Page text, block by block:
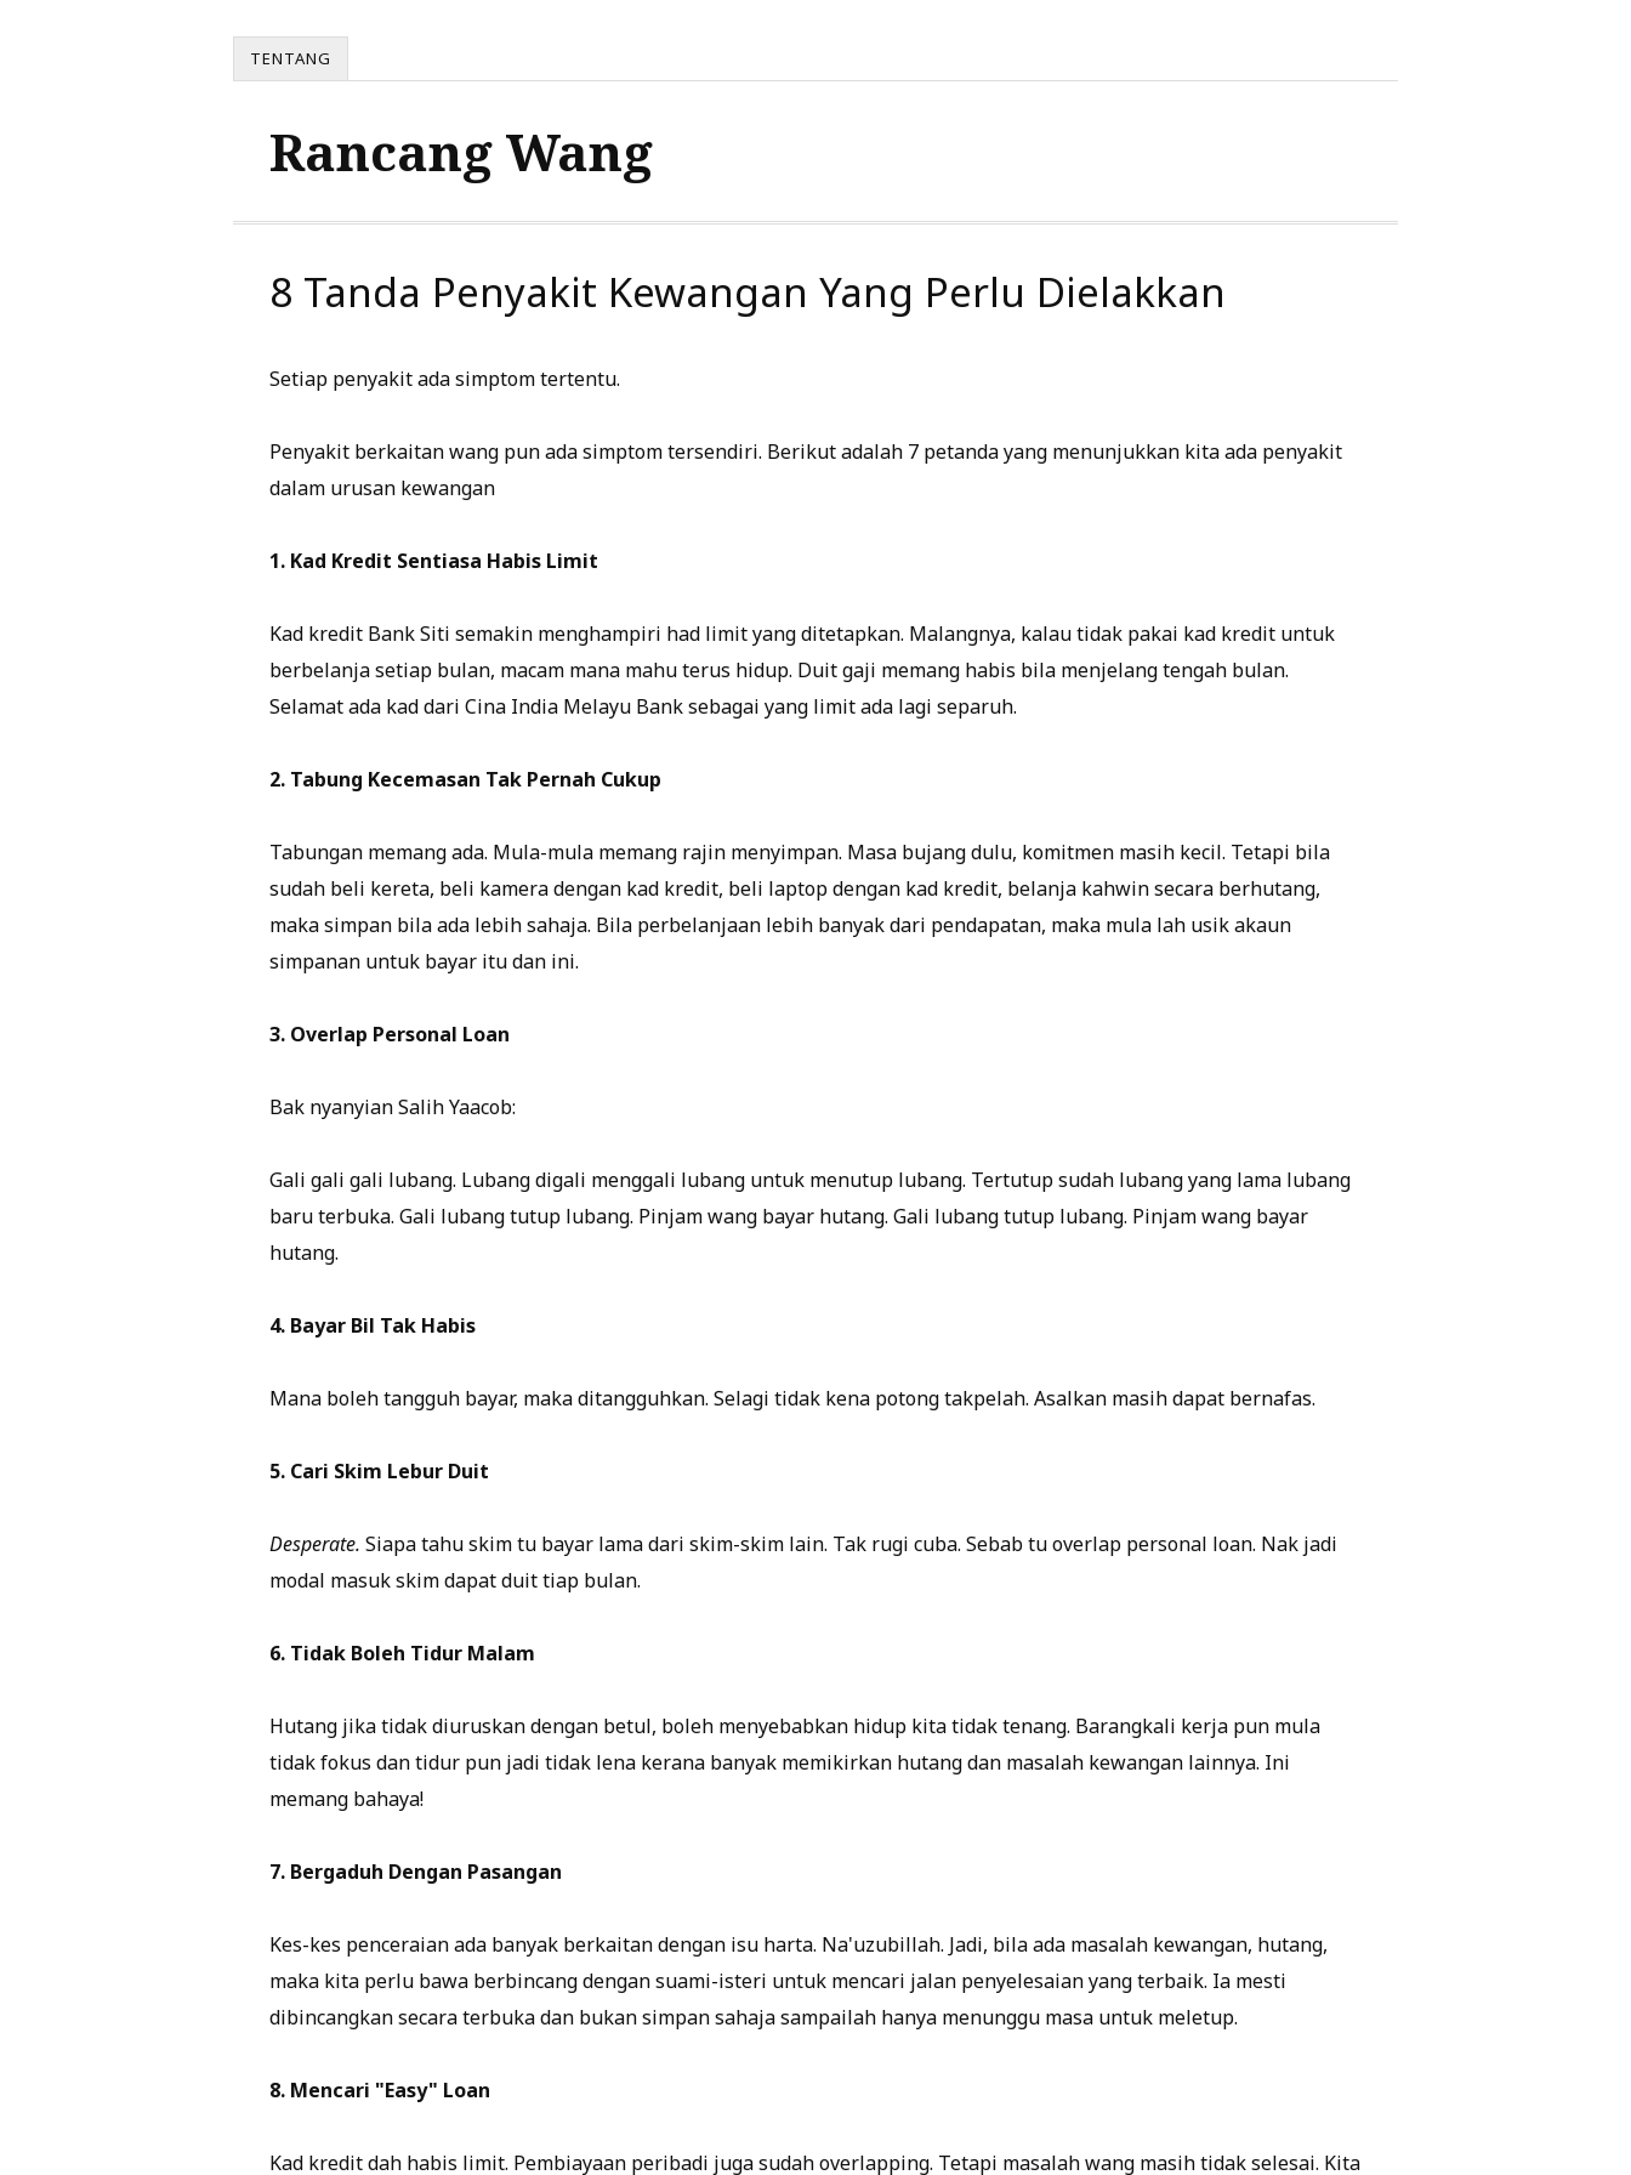
TENTANG
Rancang Wang
8 Tanda Penyakit Kewangan Yang Perlu Dielakkan
Setiap penyakit ada simptom tertentu.
Penyakit berkaitan wang pun ada simptom tersendiri. Berikut adalah 7 petanda yang menunjukkan kita ada penyakit
dalam urusan kewangan
1. Kad Kredit Sentiasa Habis Limit
Kad kredit Bank Siti semakin menghampiri had limit yang ditetapkan. Malangnya, kalau tidak pakai kad kredit untuk
berbelanja setiap bulan, macam mana mahu terus hidup. Duit gaji memang habis bila menjelang tengah bulan.
Selamat ada kad dari Cina India Melayu Bank sebagai yang limit ada lagi separuh.
2. Tabung Kecemasan Tak Pernah Cukup
Tabungan memang ada. Mula-mula memang rajin menyimpan. Masa bujang dulu, komitmen masih kecil. Tetapi bila
sudah beli kereta, beli kamera dengan kad kredit, beli laptop dengan kad kredit, belanja kahwin secara berhutang,
maka simpan bila ada lebih sahaja. Bila perbelanjaan lebih banyak dari pendapatan, maka mula lah usik akaun
simpanan untuk bayar itu dan ini.
3. Overlap Personal Loan
Bak nyanyian Salih Yaacob:
Gali gali gali lubang. Lubang digali menggali lubang untuk menutup lubang. Tertutup sudah lubang yang lama lubang
baru terbuka. Gali lubang tutup lubang. Pinjam wang bayar hutang. Gali lubang tutup lubang. Pinjam wang bayar
hutang.
4. Bayar Bil Tak Habis
Mana boleh tangguh bayar, maka ditangguhkan. Selagi tidak kena potong takpelah. Asalkan masih dapat bernafas.
5. Cari Skim Lebur Duit
Desperate. Siapa tahu skim tu bayar lama dari skim-skim lain. Tak rugi cuba. Sebab tu overlap personal loan. Nak jadi
modal masuk skim dapat duit tiap bulan.
6. Tidak Boleh Tidur Malam
Hutang jika tidak diuruskan dengan betul, boleh menyebabkan hidup kita tidak tenang. Barangkali kerja pun mula
tidak fokus dan tidur pun jadi tidak lena kerana banyak memikirkan hutang dan masalah kewangan lainnya. Ini
memang bahaya!
7. Bergaduh Dengan Pasangan
Kes-kes penceraian ada banyak berkaitan dengan isu harta. Na'uzubillah. Jadi, bila ada masalah kewangan, hutang,
maka kita perlu bawa berbincang dengan suami-isteri untuk mencari jalan penyelesaian yang terbaik. Ia mesti
dibincangkan secara terbuka dan bukan simpan sahaja sampailah hanya menunggu masa untuk meletup.
8. Mencari "Easy" Loan
Kad kredit dah habis limit. Pembiayaan peribadi juga sudah overlapping. Tetapi masalah wang masih tidak selesai. Kita